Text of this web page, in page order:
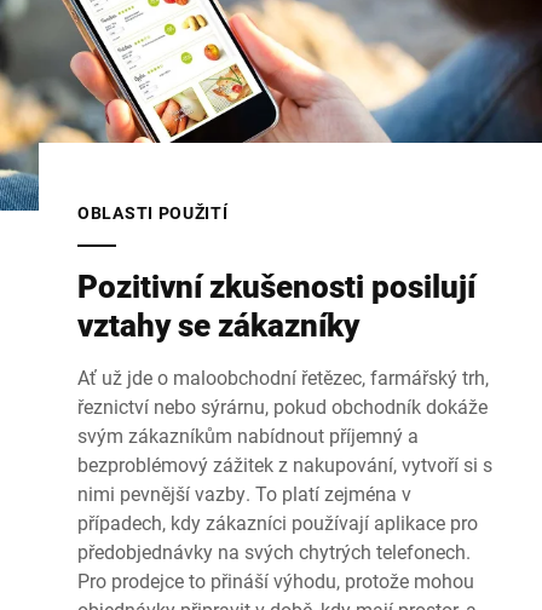
OBLASTI POUŽITÍ
Pozitivní zkušenosti posilují
vztahy se zákazníky
Ať už jde o maloobchodní řetězec, farmářský trh,
řeznictví nebo sýrárnu, pokud obchodník dokáže
svým zákazníkům nabídnout příjemný a
bezproblémový zážitek z nakupování, vytvoří si s
nimi pevnější vazby. To platí zejména v
případech, kdy zákazníci používají aplikace pro
předobjednávky na svých chytrých telefonech.
Pro prodejce to přináší výhodu, protože mohou